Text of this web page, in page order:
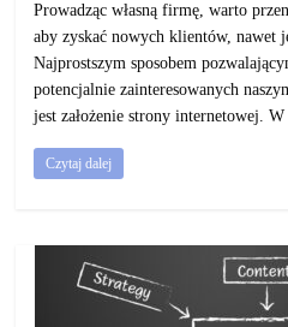
Prowadząc własną firmę, warto
aby zyskać nowych klientów, nawet
Najprostszym sposobem
potencjalnie zainteresowanych
jest założenie strony internetowej.
Czytaj dalej